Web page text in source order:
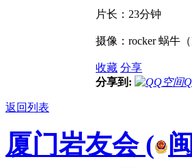
片长：23分钟
摄像：rocker 蜗牛
收藏 分享
分享到:
返回列表
厦门岩友会 (